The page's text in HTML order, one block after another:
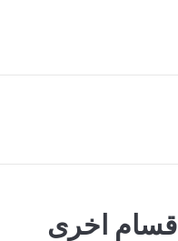
اقسام اخرى